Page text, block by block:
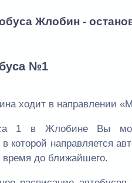
Жлобин -
№1
ходит в направлении
1 в Жлобине Вы
в которой направляется
время до ближайшего.